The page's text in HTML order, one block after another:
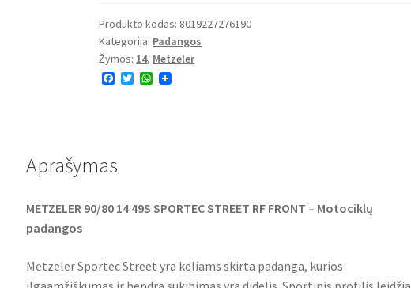
Produkto kodas: 8019227276190
Kategorija: Padangos
Žymos: 14, Metzeler
F
k
T
W
Aprašymas
METZELER 90/80 14 49S SPORTEC STREET RF FRONT – Motociklų
padangos
Metzeler Sportec Street yra keliams skirta padanga, kurios